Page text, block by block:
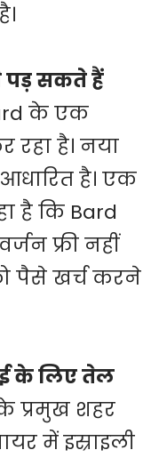
पड़ सकते हैं
के एक
रहा है। नया
है। एक
है कि Bard
फ्री नहीं
पैसे खर्च करने
के लिए तेल
प्रमुख शहर
में इस्राइली